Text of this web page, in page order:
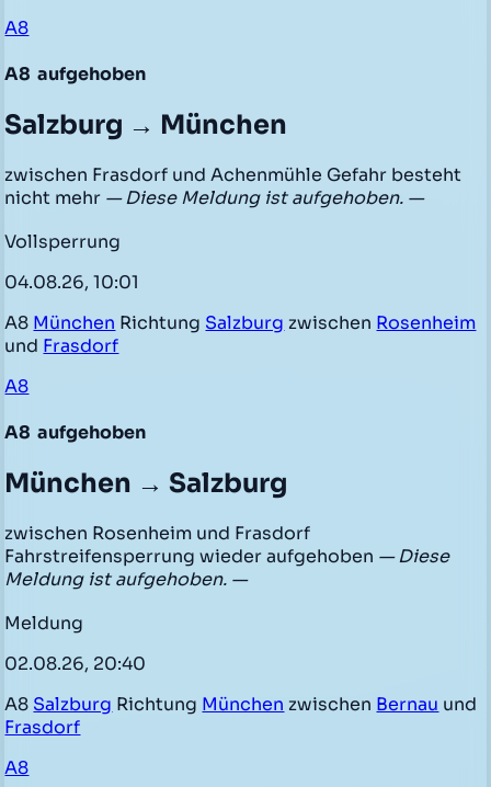
A8
A8 aufgehoben
Salzburg → München
zwischen Frasdorf und Achenmühle Gefahr besteht
nicht mehr — Diese Meldung ist aufgehoben. —
Vollsperrung
04.08.26, 10:01
A8 München Richtung Salzburg zwischen Rosenheim
und Frasdorf
A8
A8 aufgehoben
München → Salzburg
zwischen Rosenheim und Frasdorf
Fahrstreifensperrung wieder aufgehoben — Diese
Meldung ist aufgehoben. —
Meldung
02.08.26, 20:40
A8 Salzburg Richtung München zwischen Bernau und
Frasdorf
A8